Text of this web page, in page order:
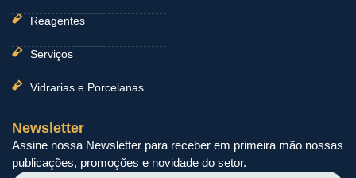
Reagentes
Serviços
Vidrarias e Porcelanas
Newsletter
Assine nossa Newsletter para receber em primeira mão nossas
publicações, promoções e novidade do setor.